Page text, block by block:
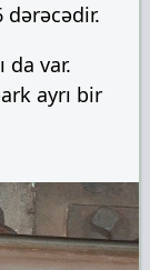
dərəcədir.
da var.
ayrı bir